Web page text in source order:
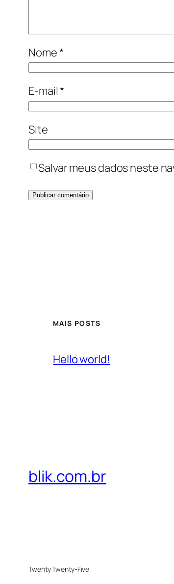
Nome*
E-mail*
Site
Salvar meus dados neste
MAIS POSTS
Hello world!
blik.com.br
Twenty Twenty-Five